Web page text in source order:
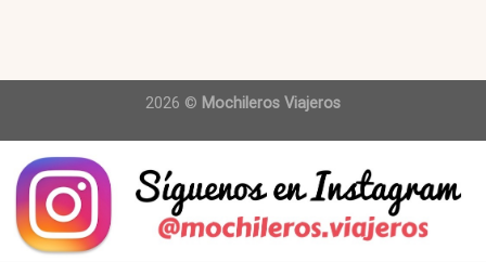
2026 © Mochileros Viajeros